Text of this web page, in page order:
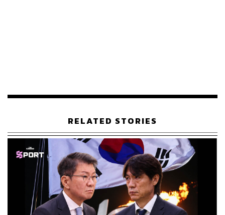
สารเร่งเนื้อแดงคืออะไร? อันตรายขนาดไหน?
‘สารเร่งเนื้อแดง’ คือสารสังเคราะห์ในกลุ่มเบต้าอะโกนิสต์
(Beta-Agonist) เป็นกลุ่มยาที่นำมาใช้พ่นหลอดลมสำหรับคน
ที่เป็นหอบหืด ภูมิแพ้ เพื่อช่วยขยายหลอดลม แต่เมื่อนำยาไป
ผสมในอาหารสัตว์ที่ใช้เลี้ยงหมู วัว และไก่งวง จะมีฤทธิ์เสริม
การเจริญเติบโตของเซลล์กล้ามเนื้อ ด้วยการเปลี่ยนไขมันเป็น
กล้ามเนื้อ ลดการสะสมไขมันในเนื้อเยื่อ ทำให้สัตว์โตเร็ว มี
น้ำหนักซากดี ได้เนื้อแดงมาก
RELATED STORIES